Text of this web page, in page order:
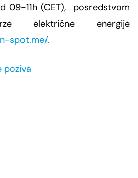
a
o ličnosti
09-11h (CET), posredstvom
električne energije
spot.me/.
poziva